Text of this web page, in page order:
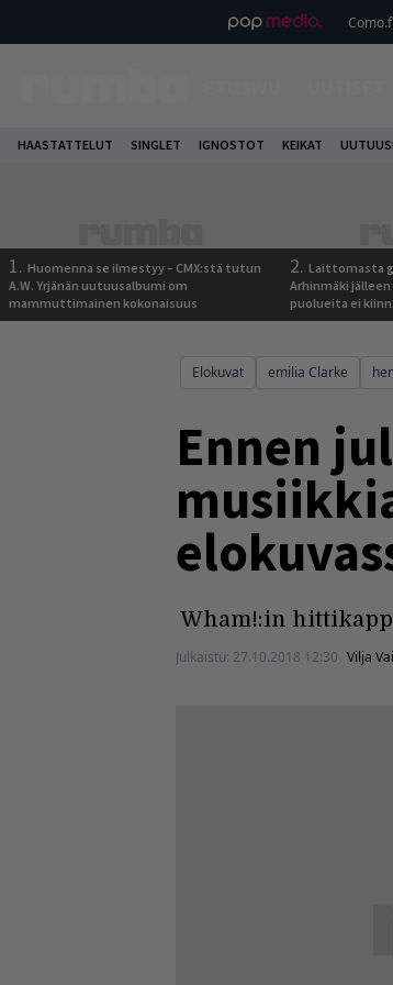
Como.fi
HAASTATTELUT SINGLET IGNOSTOT KEIKAT
1. Huomenna se ilmestyy – CMX:stä tutun
A.W. Yrjänän uutuusalbumi om
mammuttimainen kokonaisuus
2. Laittomasta
Arhinmäki
puolueita ei
Elokuvat emilia Clarke
Ennen
Wham!:in
Julkaistu: 27.10.2018 12:30 Vilja